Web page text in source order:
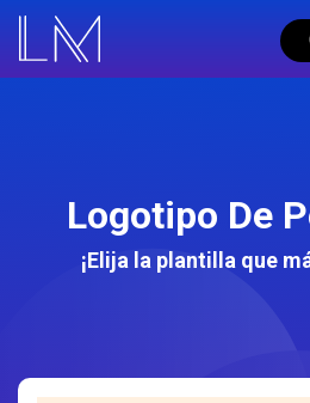
Logotipo De
¡Elija la plantilla que